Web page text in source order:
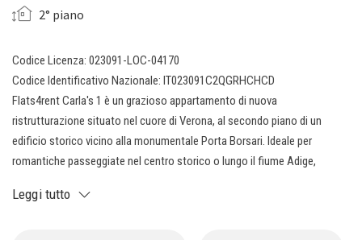
2° piano
Codice Licenza: 023091-LOC-04170
Codice Identificativo Nazionale: IT023091C2QGRHCHCD
Flats4rent Carla's 1 è un grazioso appartamento di nuova
ristrutturazione situato nel cuore di Verona, al secondo piano di un
edificio storico vicino alla monumentale Porta Borsari. Ideale per
romantiche passeggiate nel centro storico o lungo il fiume Adige,
L’appartamento dispone di un colorato soggiorno con cucina, un bagno
Leggi tutto